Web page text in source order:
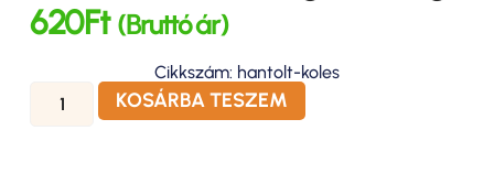
620Ft (Bruttó ár)
Cikkszám: hantolt-koles
KOSÁRBA TESZEM